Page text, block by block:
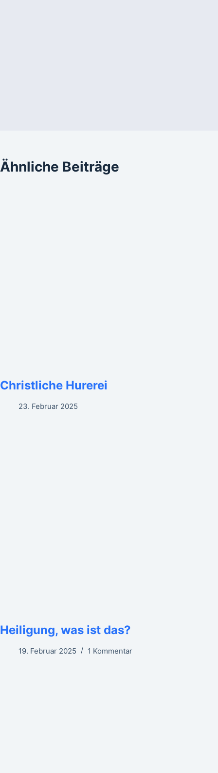
Ähnliche Beiträge
Christliche Hurerei
23. Februar 2025
Heiligung, was ist das?
19. Februar 2025 1 Kommentar